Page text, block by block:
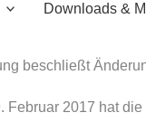
Downloads &
beschließt
Februar 2017 hat